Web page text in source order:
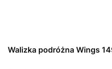
Walizka podróżna Wings